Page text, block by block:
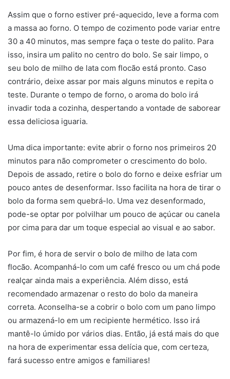
Assim que o forno estiver pré-aquecido, leve a forma com
a massa ao forno. O tempo de cozimento pode variar entre
30 a 40 minutos, mas sempre faça o teste do palito. Para
isso, insira um palito no centro do bolo. Se sair limpo, o
seu bolo de milho de lata com flocão está pronto. Caso
contrário, deixe assar por mais alguns minutos e repita o
teste. Durante o tempo de forno, o aroma do bolo irá
invadir toda a cozinha, despertando a vontade de saborear
essa deliciosa iguaria.
Uma dica importante: evite abrir o forno nos primeiros 20
minutos para não comprometer o crescimento do bolo.
Depois de assado, retire o bolo do forno e deixe esfriar um
pouco antes de desenformar. Isso facilita na hora de tirar o
bolo da forma sem quebrá-lo. Uma vez desenformado,
pode-se optar por polvilhar um pouco de açúcar ou canela
por cima para dar um toque especial ao visual e ao sabor.
Por fim, é hora de servir o bolo de milho de lata com
flocão. Acompanhá-lo com um café fresco ou um chá pode
realçar ainda mais a experiência. Além disso, está
recomendado armazenar o resto do bolo da maneira
correta. Aconselha-se a cobrir o bolo com um pano limpo
ou armazená-lo em um recipiente hermético. Isso irá
mantê-lo úmido por vários dias. Então, já está mais do que
na hora de experimentar essa delícia que, com certeza,
fará sucesso entre amigos e familiares!